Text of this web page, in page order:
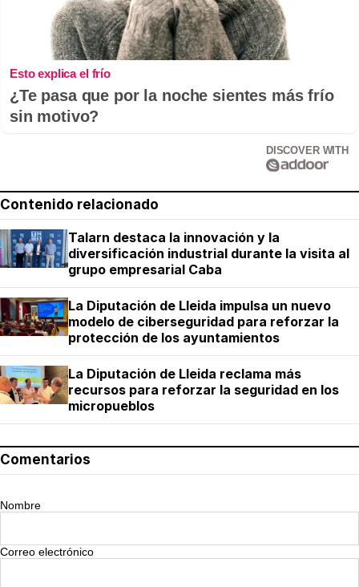
Esto explica el frío
¿Te pasa que por la noche sientes más frío
sin motivo?
DISCOVER WITH
Contenido relacionado
Talarn destaca la innovación y la
diversificación industrial durante la visita al
grupo empresarial Caba
La Diputación de Lleida impulsa un nuevo
modelo de ciberseguridad para reforzar la
protección de los ayuntamientos
La Diputación de Lleida reclama más
recursos para reforzar la seguridad en los
micropueblos
Comentarios
Nombre
Correo electrónico